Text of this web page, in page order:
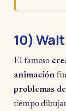
10)
El famoso
animación
problemas
tiempo